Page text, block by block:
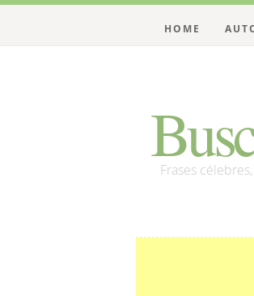
Frases
HOME